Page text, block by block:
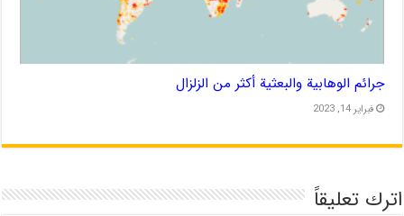
جرائم الوهابية والبعثية أكثر من الزلزال
فبراير 14, 2023
اترك تعليقاً